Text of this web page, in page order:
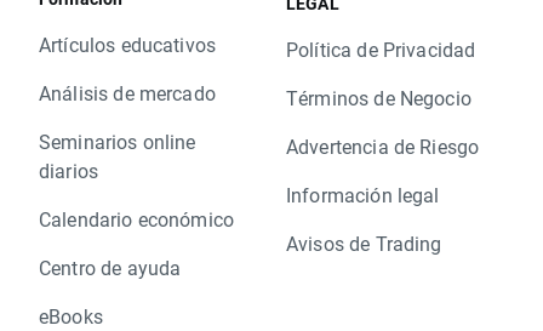
Artículos educativos
Análisis de mercado
Seminarios online
diarios
Calendario económico
Centro de ayuda
eBooks
Política de Privacidad
Términos de Negocio
Advertencia de Riesgo
Información legal
Avisos de Trading